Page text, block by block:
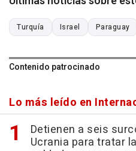
Turquía Israel Paraguay
Contenido patrocinado
Lo más leído en
Detienen a seis
Ucrania para tratar